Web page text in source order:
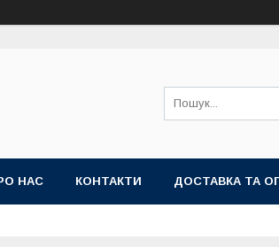
НАС КОНТАКТИ ДОСТАВКА ТА